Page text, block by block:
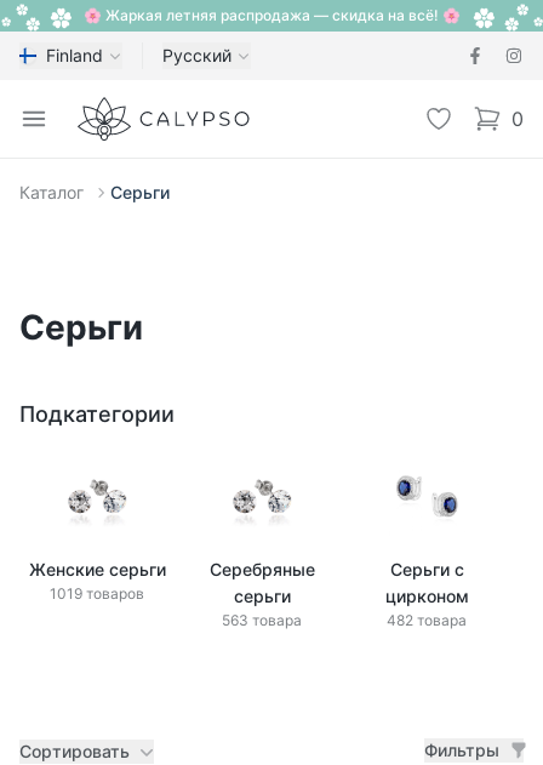
🌸 Жаркая летняя распродажа — скидка на всё! 🌸
Finland Русский
Open menu
Calypso Избранное
0
items
Каталог Серьги
Серьги
Подкатегории
Женские серьги
1019 товаров
Серебряные
серьги
563 товара
Серьги с
цирконом
482 товара
Сортировать Фильтры